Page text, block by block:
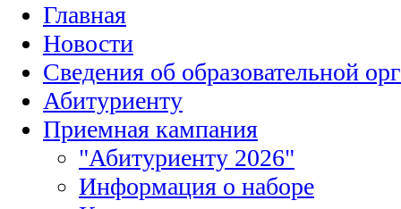
Главная
Новости
Сведения об образовательной
Абитуриенту
Приемная кампания
"Абитуриенту 2026"
Информация о наборе